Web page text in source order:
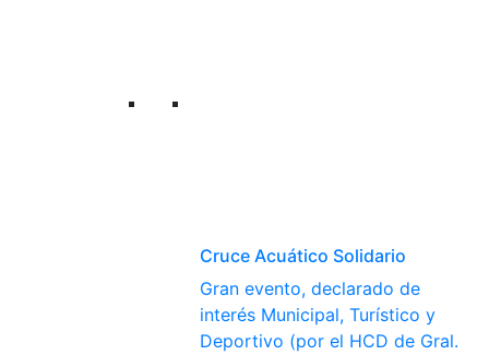
Cruce Acuático Solidario
Gran evento, declarado de
interés Municipal, Turístico y
Deportivo (por el HCD de Gral.